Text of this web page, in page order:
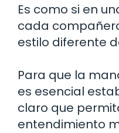
Es como si en
cada
estilo diferente
Para que la
es esencial
claro que
entendimiento